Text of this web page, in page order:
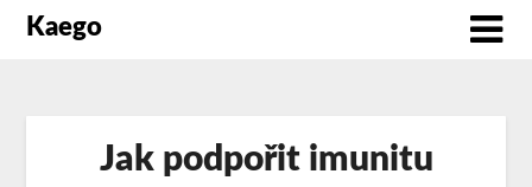
Kaego
Jak podpořit imunitu